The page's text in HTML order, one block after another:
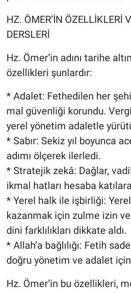
HZ. ÖMER’İN ÖZELLİKLERİ
DERSLERİ
Hz. Ömer’in adını tarihe
özellikleri şunlardır:
* Adalet: Fethedilen her
mal güvenliği korundu.
yerel yönetim adaletle
* Sabır: Sekiz yıl boyunca
adımı ölçerek ilerledi.
* Stratejik zekâ: Dağlar,
ikmal hatları hesaba
* Yerel halk ile işbirliği:
kazanmak için zulme izin
dini farklılıkları dikkate aldı.
* Allah’a bağlılığı: Fetih
doğru yönetim ve adalet için
Hz. Ömer’in bu özellikleri,